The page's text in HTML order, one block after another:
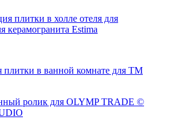
плитки в холле отеля для
керамогранита Estima
плитки в ванной комнате для ТМ